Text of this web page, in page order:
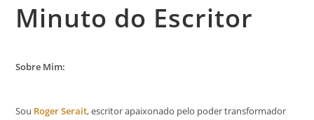
Minuto do Escritor
Sobre Mim:
Sou Roger Serait, escritor apaixonado pelo poder transformador